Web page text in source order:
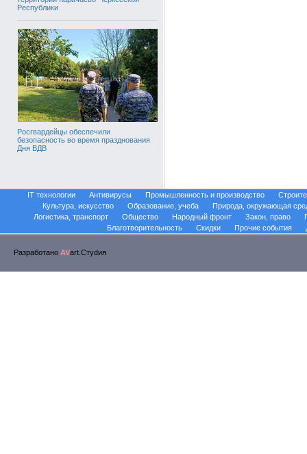
Республики
Росгвардейцы обеспечили
безопасность во время празднования
Дня ВДВ
IT технологии Антивирусы Промышленность и производство
Культура, искусство
Образование, учеба
Природа, окружающая
Логистика, транспорт
Общество Народный фронт Закон, право
Благотворительность
Скидки Прочие события
Разработано AVart.Стуdия